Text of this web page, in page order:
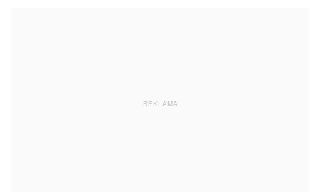
REKLAMA